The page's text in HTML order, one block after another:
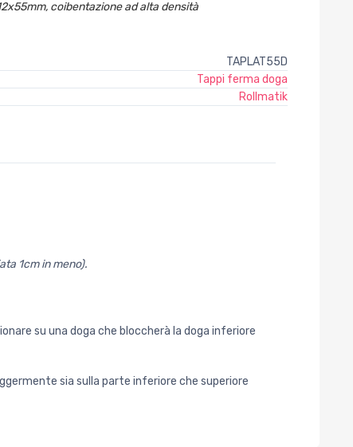
coibentazione ad alta densità
TAPLAT55D
Tappi ferma doga
Rollmatik
1cm in meno).
su una doga che bloccherà la doga inferiore
sia sulla parte inferiore che superiore